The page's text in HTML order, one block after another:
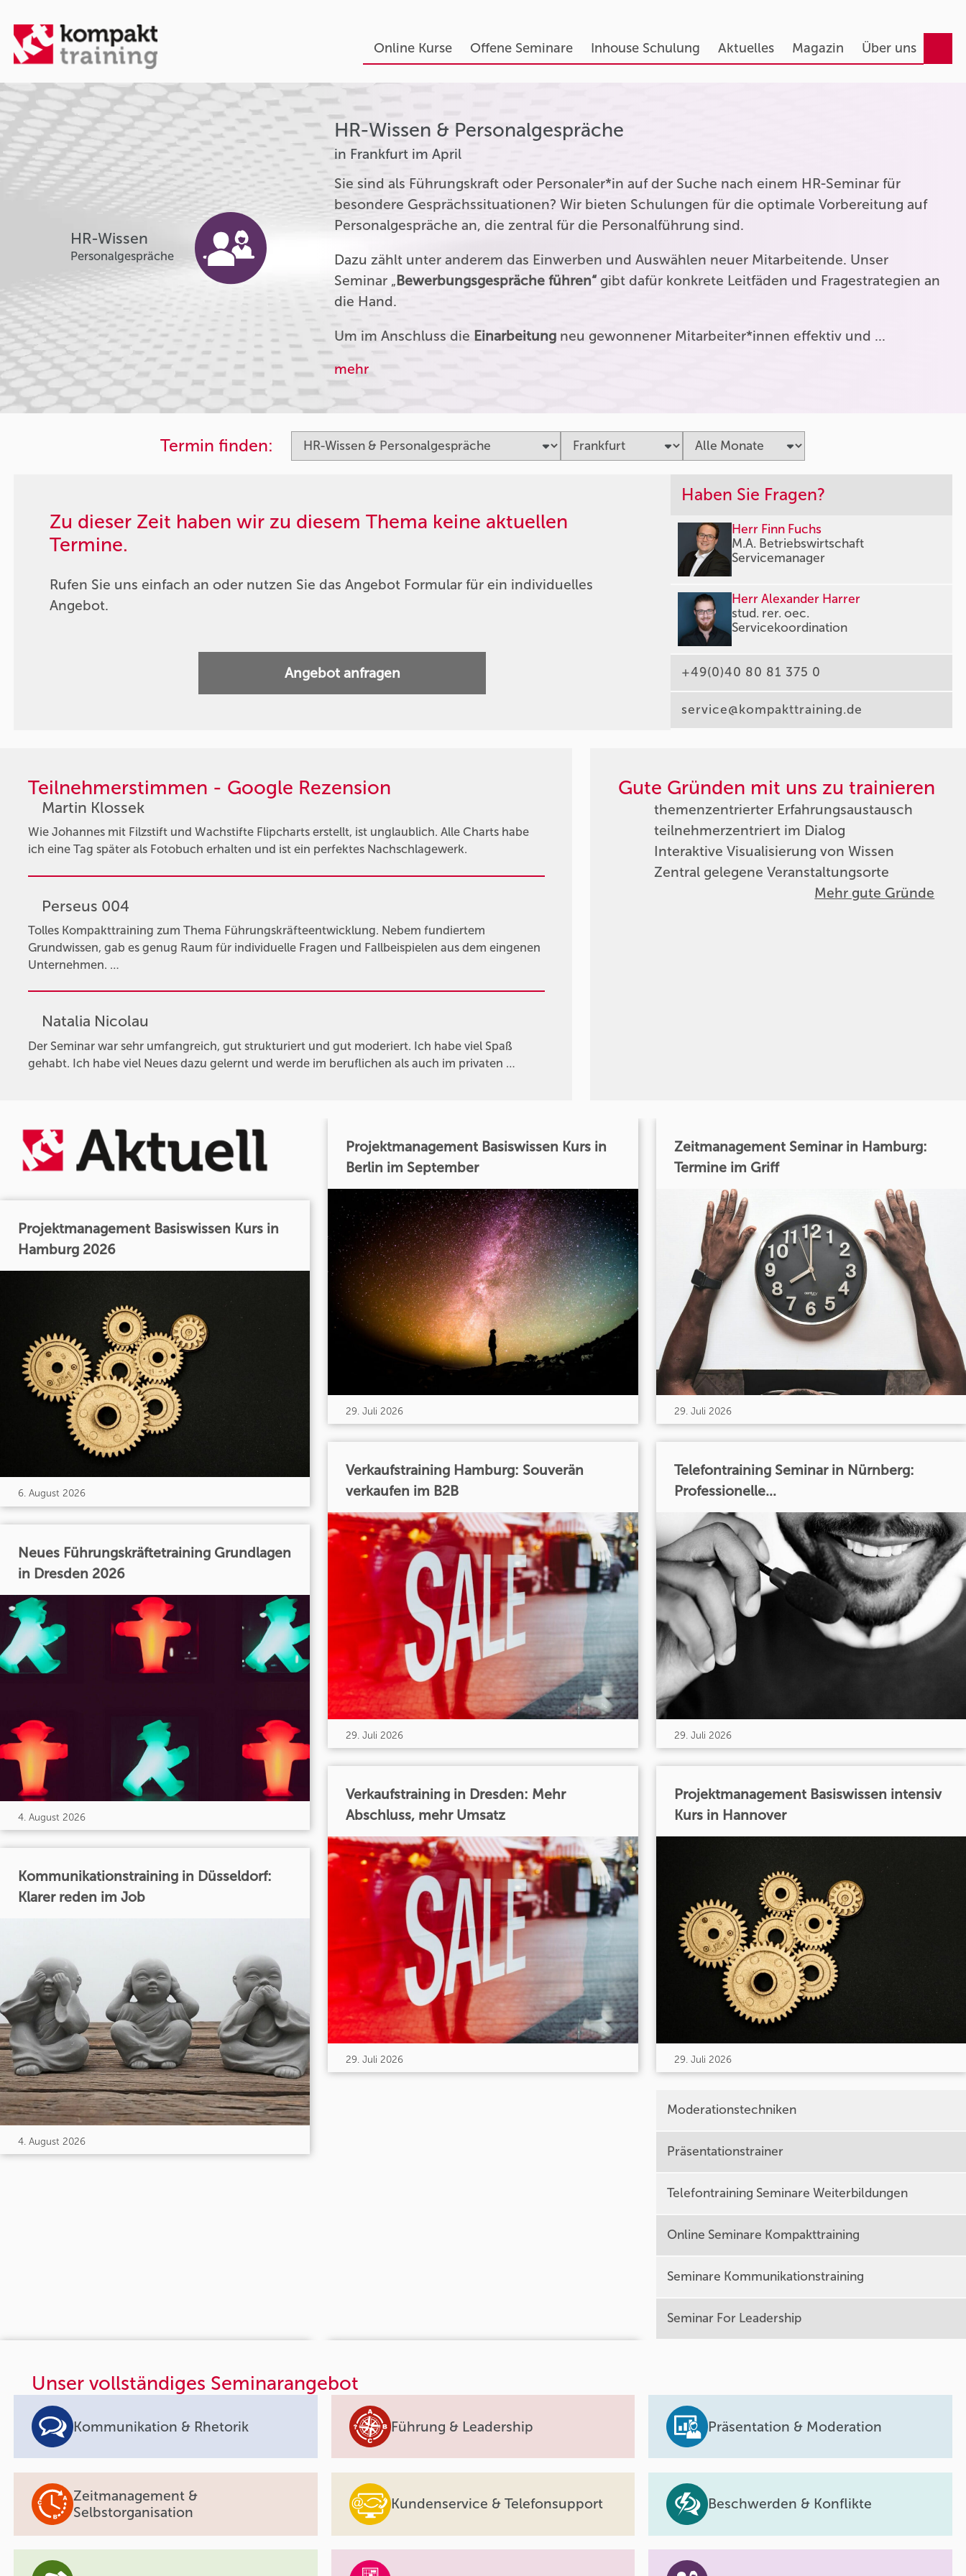
Online Kurse Offene Seminare Inhouse Schulung Aktuelles Magazin Über uns
HR-Wissen
Personalgespräche
HR-Wissen & Personalgespräche
in Frankfurt im April
Sie sind als Führungskraft oder Personaler*in auf der Suche nach einem HR-Seminar für
besondere Gesprächssituationen? Wir bieten Schulungen für die optimale Vorbereitung auf
Personalgespräche an, die zentral für die Personalführung sind.
Dazu zählt unter anderem das Einwerben und Auswählen neuer Mitarbeitende. Unser
Seminar „Bewerbungsgespräche führen“ gibt dafür konkrete Leitfäden und Fragestrategien an
die Hand.
Um im Anschluss die Einarbeitung neu gewonnener Mitarbeiter*innen effektiv und …
mehr
Termin finden:
Zu dieser Zeit haben wir zu diesem Thema keine aktuellen
Termine.
Rufen Sie uns einfach an oder nutzen Sie das Angebot Formular für ein individuelles
Angebot.
Angebot anfragen
Haben Sie Fragen?
Herr Finn Fuchs
M.A. Betriebswirtschaft
Servicemanager
Herr Alexander Harrer
stud. rer. oec.
Servicekoordination
+49(0)40 80 81 375 0
service@kompakttraining.de
Teilnehmerstimmen - Google Rezension
Martin Klossek
Wie Johannes mit Filzstift und Wachstifte Flipcharts erstellt, ist unglaublich. Alle Charts habe
ich eine Tag später als Fotobuch erhalten und ist ein perfektes Nachschlagewerk.
Perseus 004
Tolles Kompakttraining zum Thema Führungskräfteentwicklung. Nebem fundiertem
Grundwissen, gab es genug Raum für individuelle Fragen und Fallbeispielen aus dem eingenen
Unternehmen. …
Natalia Nicolau
Der Seminar war sehr umfangreich, gut strukturiert und gut moderiert. Ich habe viel Spaß
gehabt. Ich habe viel Neues dazu gelernt und werde im beruflichen als auch im privaten …
Gute Gründen mit uns zu trainieren
themenzentrierter Erfahrungsaustausch
teilnehmerzentriert im Dialog
Interaktive Visualisierung von Wissen
Zentral gelegene Veranstaltungsorte
Mehr gute Gründe
Projektmanagement Basiswissen Kurs in
Hamburg 2026
6. August 2026
Neues Führungskräftetraining Grundlagen
in Dresden 2026
4. August 2026
Kommunikationstraining in Düsseldorf:
Klarer reden im Job
4. August 2026
Projektmanagement Basiswissen Kurs in
Berlin im September
29. Juli 2026
Verkaufstraining Hamburg: Souverän
verkaufen im B2B
29. Juli 2026
Verkaufstraining in Dresden: Mehr
Abschluss, mehr Umsatz
29. Juli 2026
Zeitmanagement Seminar in Hamburg:
Termine im Griff
29. Juli 2026
Telefontraining Seminar in Nürnberg:
Professionelle...
29. Juli 2026
Projektmanagement Basiswissen intensiv
Kurs in Hannover
29. Juli 2026
Moderationstechniken
Präsentationstrainer
Telefontraining Seminare Weiterbildungen
Online Seminare Kompakttraining
Seminare Kommunikationstraining
Seminar For Leadership
Unser vollständiges Seminarangebot
Kommunikation & Rhetorik Führung & Leadership Präsentation & Moderation
Zeitmanagement &
Selbstorganisation
Kundenservice & Telefonsupport Beschwerden & Konflikte